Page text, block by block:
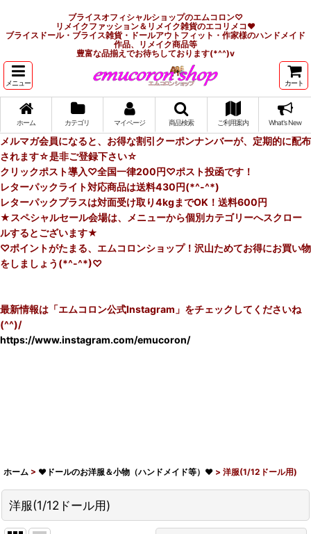
ブライスオフィシャルショップのエムコロン♡
リメイクファッション＆リメイク雑貨のエコリメコ♥
ブライスドール・ブライス雑貨・ドールアウトフィット・作家様のハンドメイド
作品、リメイク商品等
豊富な品揃えでお待ちしております(*^^)v
メニュー カート
ホーム カテゴリ マイページ 商品検索 ご利用案内 What's New
メルマガ会員になると、お得な割引クーポンナンバーが、定期的に配布
されます☆是非ご登録下さい☆
クリックポスト導入♡全国一律200円♡ポスト投函です！
レターパックライト対応商品は送料430円(*^-^*)
レターパックプラスは対面受け取り4kgまでOK！送料600円
★スペシャルセール会場は、メニューから個別カテゴリーへスクロー
ルするとございます★
♡ポイントがたまる、エムコロンショップ！沢山ためてお得にお買い物
をしましょう(*^-^*)♡
最新情報は「エムコロン公式Instagram」をチェックしてくださいね
(^^)/
https://www.instagram.com/emucoron/
ホーム > ♥ドールのお洋服＆小物（ハンドメイド等）♥ > 洋服(1/12ドール用)
洋服(1/12ドール用)